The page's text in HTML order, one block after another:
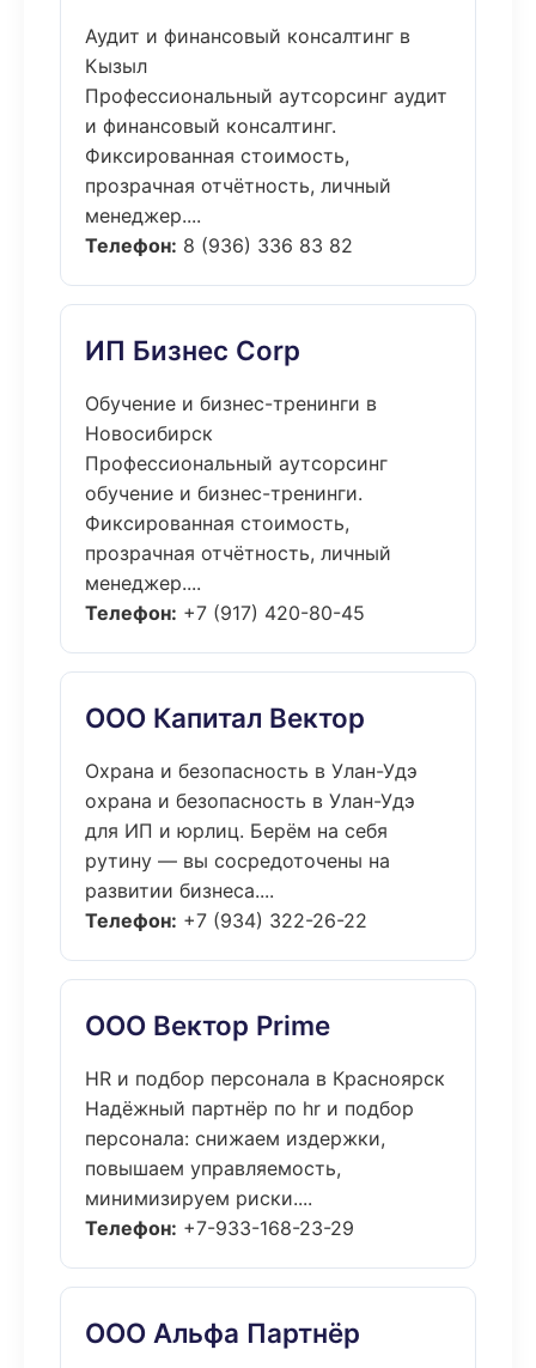
Аудит и финансовый консалтинг в
Кызыл
Профессиональный аутсорсинг аудит
и финансовый консалтинг.
Фиксированная стоимость,
прозрачная отчётность, личный
менеджер....
Телефон: 8 (936) 336 83 82
ИП Бизнес Corp
Обучение и бизнес-тренинги в
Новосибирск
Профессиональный аутсорсинг
обучение и бизнес-тренинги.
Фиксированная стоимость,
прозрачная отчётность, личный
менеджер....
Телефон: +7 (917) 420-80-45
ООО Капитал Вектор
Охрана и безопасность в Улан-Удэ
охрана и безопасность в Улан-Удэ
для ИП и юрлиц. Берём на себя
рутину — вы сосредоточены на
развитии бизнеса....
Телефон: +7 (934) 322-26-22
ООО Вектор Prime
HR и подбор персонала в Красноярск
Надёжный партнёр по hr и подбор
персонала: снижаем издержки,
повышаем управляемость,
минимизируем риски....
Телефон: +7-933-168-23-29
ООО Альфа Партнёр